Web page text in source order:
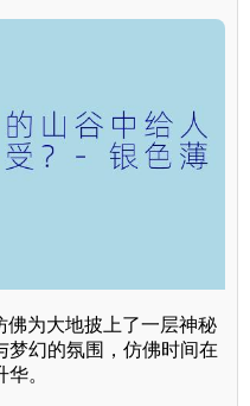
佛为大地披上了一层神秘
梦幻的氛围，仿佛时间在
。